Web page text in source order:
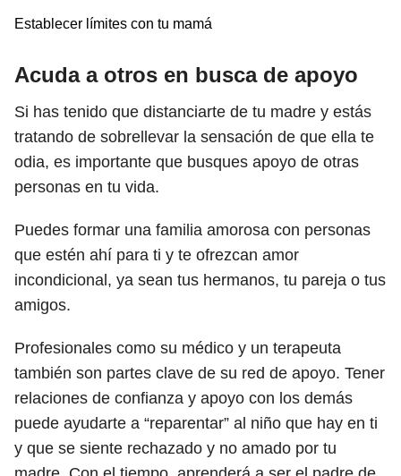
Establecer límites con tu mamá
Acuda a otros en busca de apoyo
Si has tenido que distanciarte de tu madre y estás
tratando de sobrellevar la sensación de que ella te
odia, es importante que busques apoyo de otras
personas en tu vida.
Puedes formar una familia amorosa con personas
que estén ahí para ti y te ofrezcan amor
incondicional, ya sean tus hermanos, tu pareja o tus
amigos.
Profesionales como su médico y un terapeuta
también son partes clave de su red de apoyo. Tener
relaciones de confianza y apoyo con los demás
puede ayudarte a “reparentar” al niño que hay en ti
y que se siente rechazado y no amado por tu